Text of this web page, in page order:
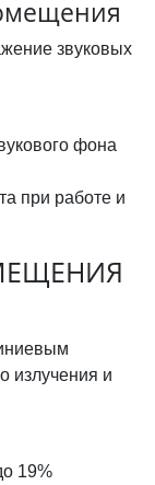
звуковых
фона
при работе и
излучения и
19%